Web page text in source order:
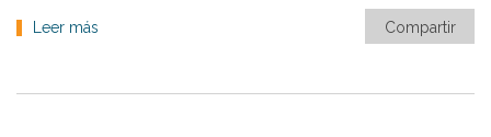
Leer más Compartir